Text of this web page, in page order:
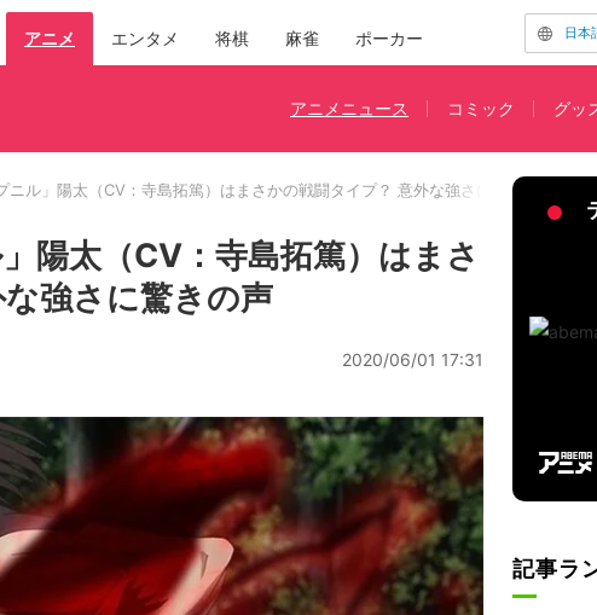
アニメ エンタメ 将棋 麻雀 ポーカー 日本
アニメニュース コミック グッ
ニル」陽太（CV：寺島拓篤）はまさかの戦闘タイプ？ 意外な強さに驚きの声
陽太（CV：寺島拓篤）はまさ
強さに驚きの声
2020/06/01 17:31
記事ラ